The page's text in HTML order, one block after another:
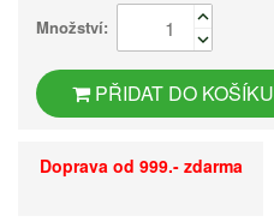
Množství:
PŘIDAT DO KOŠÍKU
Doprava od 999.- zdarma